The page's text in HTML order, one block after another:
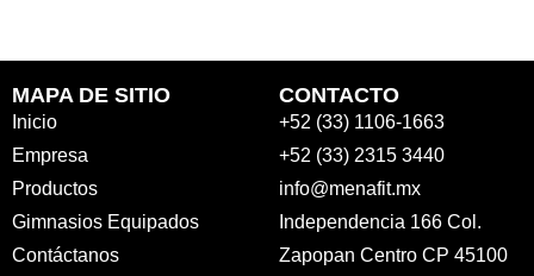
MAPA DE SITIO
Inicio
Empresa
Productos
Gimnasios Equipados
Contáctanos
CONTACTO
+52 (33) 1106-1663
+52 (33) 2315 3440
info@menafit.mx
Independencia 166 Col.
Zapopan Centro CP 45100